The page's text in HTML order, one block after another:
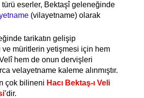
türü eserler, Bektaşî geleneğinde
(vilayetname) olarak
tarikatın gelişip
ve müritlerin yetişmesi için hem
Velî hem de onun dervişleri
velayetname kaleme alınmıştır.
çok bilineni Hacı Bektaş-ı Veli
’dir.